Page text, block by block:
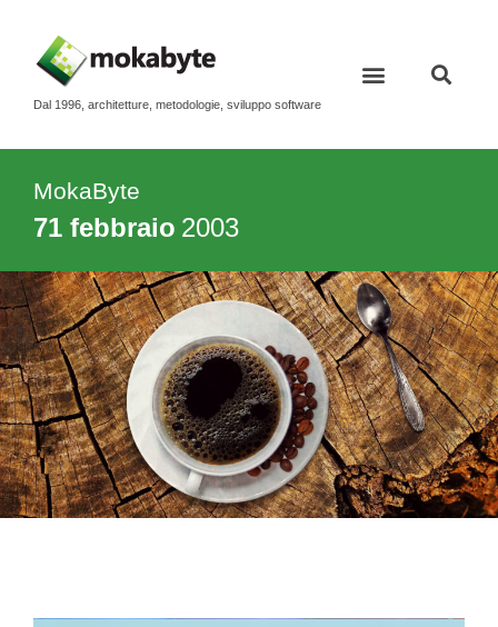
Dal 1996, architetture, metodologie, sviluppo software
MokaByte
71 febbraio 2003